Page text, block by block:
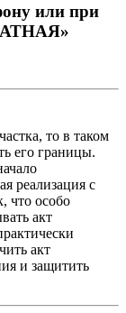
или при
то в таком
его границы.
реализация с
что особо
акт
акт
и защитить